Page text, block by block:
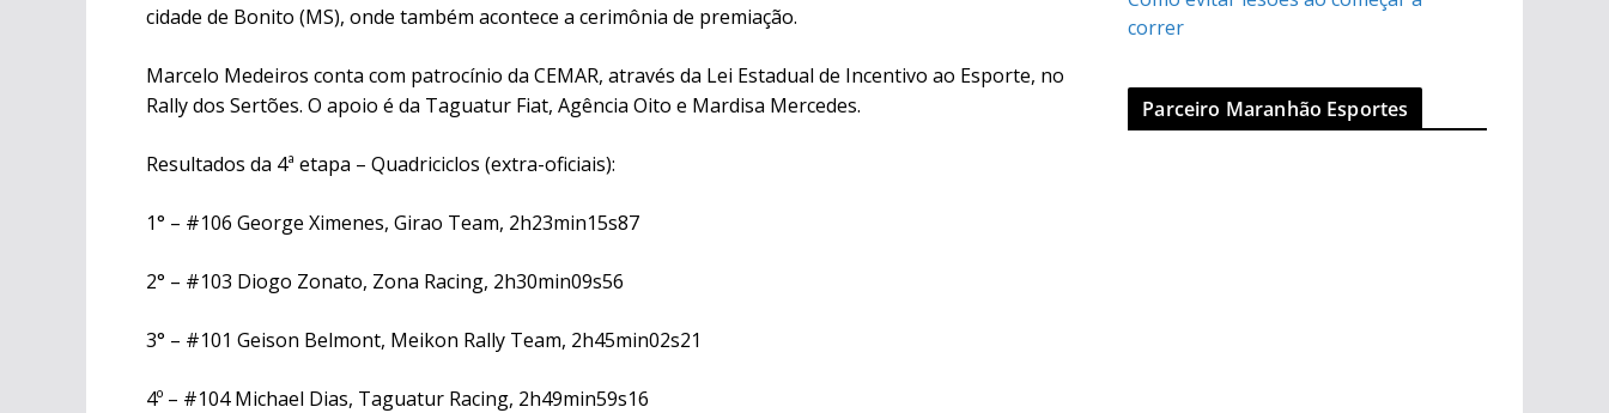
cidade de Bonito (MS), onde também acontece a cerimônia de premiação.
Marcelo Medeiros conta com patrocínio da CEMAR, através da Lei Estadual de Incentivo ao Esporte, no
Rally dos Sertões. O apoio é da Taguatur Fiat, Agência Oito e Mardisa Mercedes.
Resultados da 4ª etapa – Quadriciclos (extra-oficiais):
1° – #106 George Ximenes, Girao Team, 2h23min15s87
2° – #103 Diogo Zonato, Zona Racing, 2h30min09s56
3° – #101 Geison Belmont, Meikon Rally Team, 2h45min02s21
4º – #104 Michael Dias, Taguatur Racing, 2h49min59s16
correr
Parceiro Maranhão Esportes